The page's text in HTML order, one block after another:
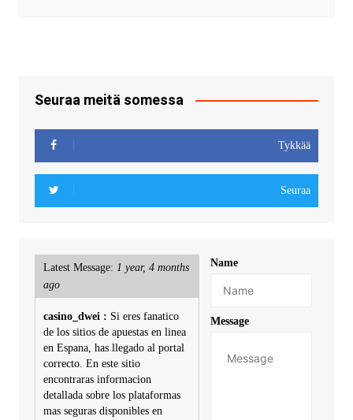
Seuraa meitä somessa
Tykkää
Seuraa
Latest Message: 1 year, 4 months
ago
casino_dwei : Si eres fanatico
de los sitios de apuestas en linea
en Espana, has llegado al portal
correcto. En este sitio
encontraras informacion
detallada sobre los plataformas
mas seguras disponibles en
Name
Message